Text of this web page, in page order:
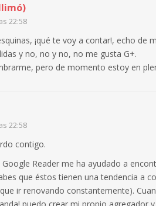
22:58
¡qué te voy a contar!, echo de
y no, no y no, no me gusta G+.
pero de momento estoy en
22:58
contigo.
Reader me ha ayudado a
que éstos tienen una tendencia a
ir renovando constantemente).